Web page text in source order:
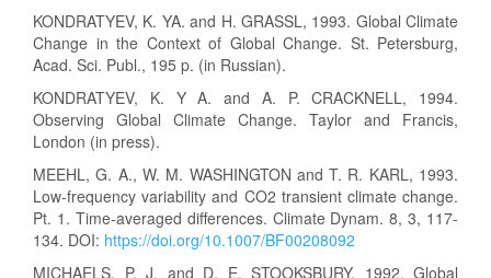
KONDRATYEV, K. YA. and H. GRASSL, 1993. Global Climate
Change in the Context of Global Change. St. Petersburg,
Acad. Sci. Publ., 195 p. (in Russian).
KONDRATYEV, K. Y A. and A. P. CRACKNELL, 1994.
Observing Global Climate Change. Taylor and Francis,
London (in press).
MEEHL, G. A., W. M. WASHINGTON and T. R. KARL, 1993.
Low-frequency variability and CO2 transient climate change.
Pt. 1. Time-averaged differences. Climate Dynam. 8, 3, 117-
134. DOI: https://doi.org/10.1007/BF00208092
MICHAELS, P. J. and D. E. STOOKSBURY, 1992. Global